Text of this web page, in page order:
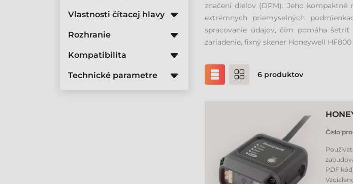
značení dielov (DPM). Jeho
extrémnych priemyselných
spracovanie údajov, čím pomáha
zariadenie, fixný skener Honeywell
6 produktov
Číslo
PDF
Vlastnosti čítacej hlavy
Rozhranie
Kompatibilita
Technické parametre